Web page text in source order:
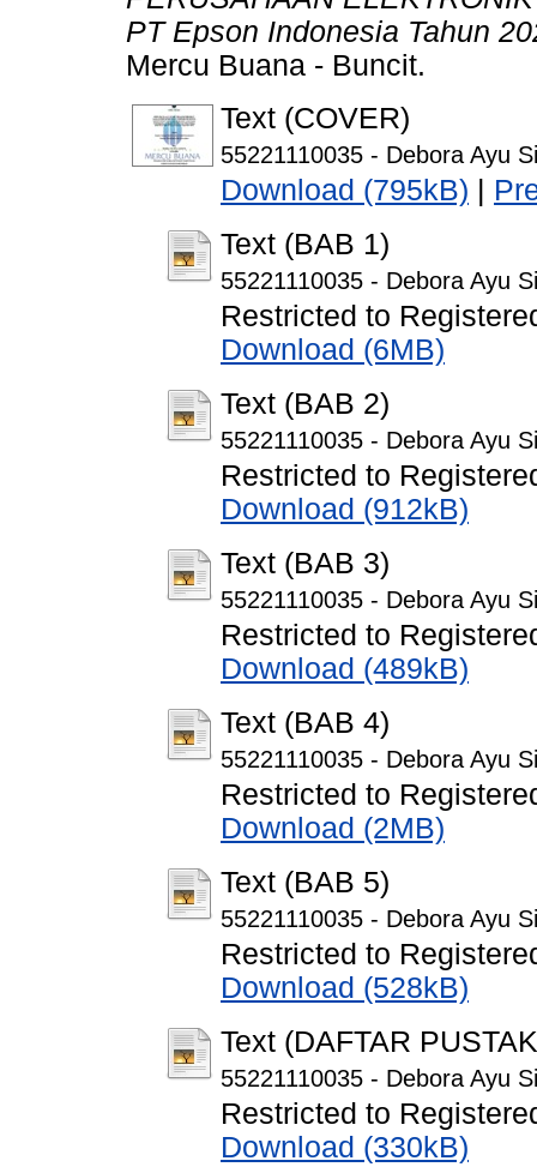
PT Epson Indonesia Tahun
Mercu Buana - Buncit.
Text (COVER)
55221110035 - Debora Ayu
Download (795kB)
Text (BAB 1)
55221110035 - Debora Ayu
Restricted to
Download (6MB)
Text (BAB 2)
55221110035 - Debora Ayu
Restricted to
Download (912kB)
Text (BAB 3)
55221110035 - Debora Ayu
Restricted to
Download (489kB)
Text (BAB 4)
55221110035 - Debora Ayu
Restricted to
Download (2MB)
Text (BAB 5)
55221110035 - Debora Ayu
Restricted to
Download (528kB)
Text (DAFTAR
55221110035 - Debora Ayu
Restricted to
Download (330kB)